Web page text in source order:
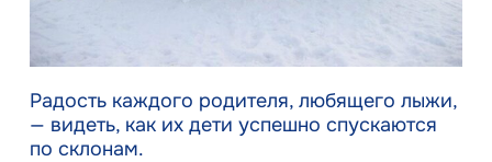
Радость каждого родителя, любящего лыжи,
— видеть, как их дети успешно спускаются
по склонам.